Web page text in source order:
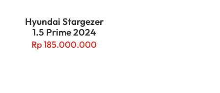
Hyundai Stargezer
1.5 Prime 2024
Rp185.000.000